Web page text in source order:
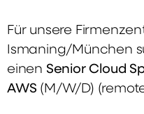
Für unsere
Ismaning/München
einen Senior Cloud
AWS (M/W/D)